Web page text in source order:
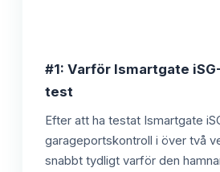
#1: Varför Ismartgate
test
Efter att ha testat Ismartgate
garageportskontroll i över två
snabbt tydligt varför den